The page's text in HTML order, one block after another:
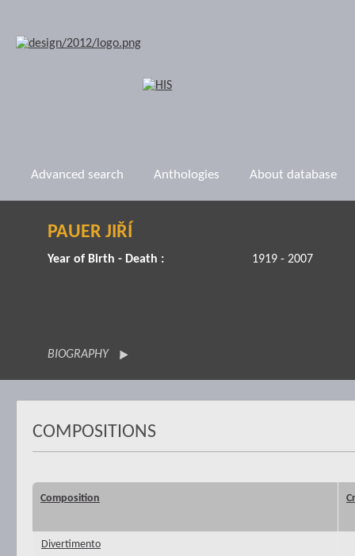
Advanced search Anthologies About database
PAUER JIŘÍ
Year of Birth - Death : 1919 - 2007
BIOGRAPHY
COMPOSITIONS
Composition
Divertimento